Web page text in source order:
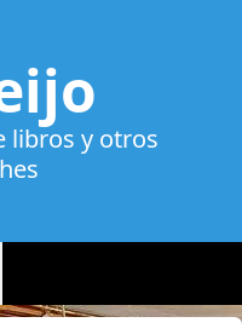
libros y otros